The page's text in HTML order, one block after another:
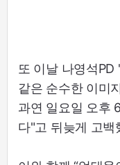
또 이날 나영석
같은 순수한 이미
과연 일요일 오후
다"고 뒤늦게 고백